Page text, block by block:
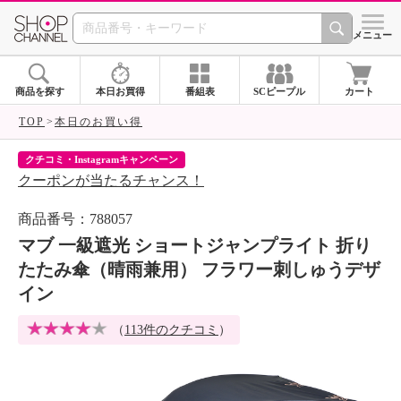
SHOP CHANNEL シメニュー
商品を探す 本日お買得 番組表 SCピープル カート
TOP 本日のお買い得
クチコミ・Instagramキャンペーン
クーポンが当たるチャンス！
商品番号：788057
マブ 一級遮光 ショートジャンプライト 折り
たたみ傘（晴雨兼用） フラワー刺しゅうデザ
イン
（ 113件のクチコミ ）